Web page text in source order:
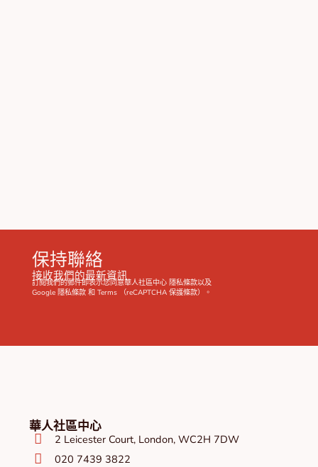
保持聯絡
接收我們的最新資訊
訂閱我們的郵件即表示您同意華人社區中心 隱私條款以及
Google 隱私條款和 Terms（reCAPTCHA 保護條款）。
華人社區中心
2 Leicester Court, London, WC2H 7DW
020 7439 3822